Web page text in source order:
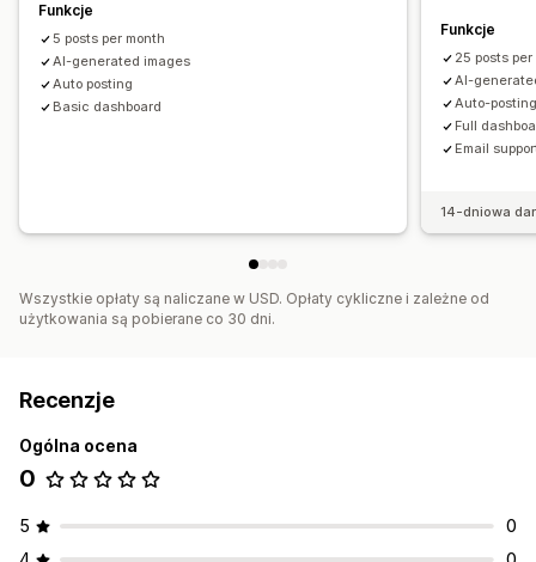
Funkcje
5 posts per month
AI-generated images
Auto posting
Basic dashboard
Funkcje
25 posts
AI-
Auto-
Full
Email
14-dniowa
Wszystkie opłaty są naliczane w USD. Opłaty cykliczne i zależne od
użytkowania są pobierane co 30 dni.
Recenzje
Ogólna ocena
0
5
0